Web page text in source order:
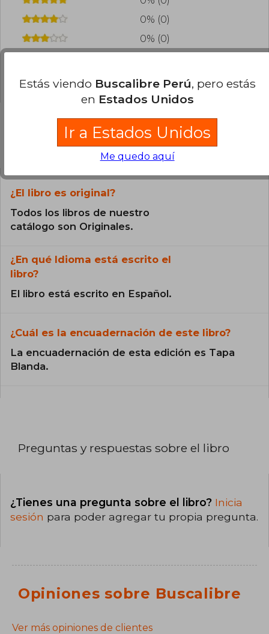
0% (0)
0% (0)
0% (0)
Preguntas frecuentes sobre el libro
¿El libro es original?
Todos los libros de nuestro
catálogo son Originales.
¿En qué Idioma está escrito el
libro?
El libro está escrito en Español.
¿Cuál es la encuadernación de este libro?
La encuadernación de esta edición es Tapa
Blanda.
Preguntas y respuestas sobre el libro
¿Tienes una pregunta sobre el libro? Inicia
sesión para poder agregar tu propia pregunta.
Opiniones sobre Buscalibre
Ver más opiniones de clientes
Estás viendo Buscalibre Perú, pero estás
en Estados Unidos
Ir a Estados Unidos
Me quedo aquí